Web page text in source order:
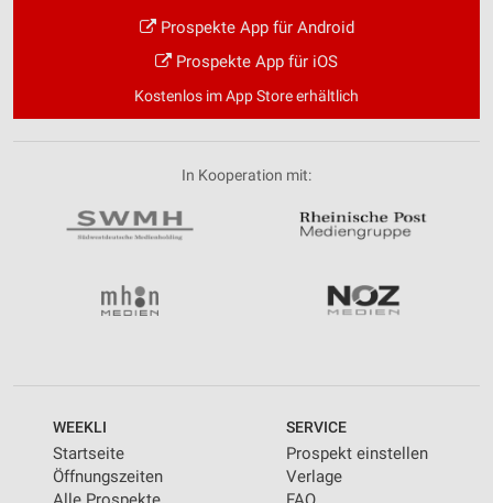
Prospekte App für Android
Prospekte App für iOS
Kostenlos im App Store erhältlich
In Kooperation mit:
WEEKLI
Startseite
Öffnungszeiten
SERVICE
Prospekt einstellen
Verlage